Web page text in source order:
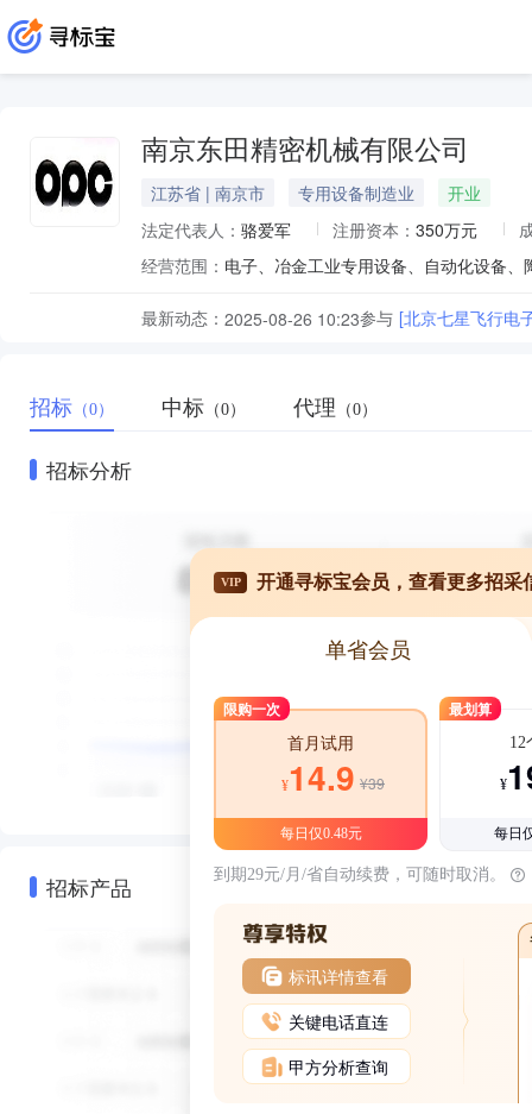
南京东田精密机械有限公司
江苏省 | 南京市 专用设备制造业
开业
法定代表人： 骆爱军 注册资本： 350万元
经营范围：
最新动态： 2025-08-26 10:23参与 [北京七星飞行电
招标 （0） 中标 （0） 代理 （0）
招标分析
招标产品
VIP 开通寻标宝会员，查看更多招采
单省会员
限购一次
首月试用
¥14.9 ¥39
每日仅0.48元
最划算
12
¥
每日
到期29元/月/省自动续费，可随时取消。
标讯详情查看
关键电话直连
甲方分析查询